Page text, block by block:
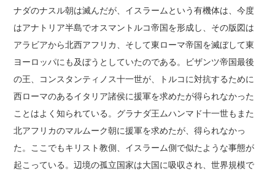
ナダのナスル朝は滅んだが、イスラームという有機体は、今度
はアナトリア半島でオスマントルコ帝国を形成し、その版図は
アラビアから北西アフリカ、そして東ローマ帝国を滅ぼして東
ヨーロッパにも及ぼうとしていたのである。ビザンツ帝国最後
の王、コンスタンティノス十一世が、トルコに対抗するために
西ローマのあるイタリア諸侯に援軍を求めたが得られなかった
ことはよく知られている。グラナダ王ムハンマド十一世もまた
北アフリカのマルムーク朝に援軍を求めたが、得られなかっ
た。ここでもキリスト教側、イスラーム側で似たような事態が
起こっている。辺境の孤立国家は大国に吸収され、世界規模で